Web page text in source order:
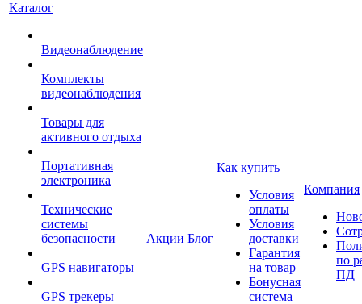
Каталог
Видеонаблюдение
Комплекты
видеонаблюдения
Товары для
активного отдыха
Портативная
электроника
Технические
системы
безопасности
GPS навигаторы
GPS трекеры
Акции Блог
Как купить
Условия
оплаты
Условия
доставки
Гарантия
на товар
Бонусная
система
Компания
по
ПД